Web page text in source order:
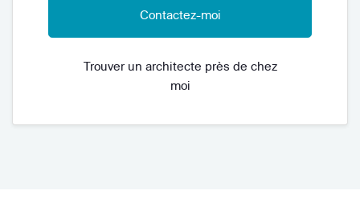
Contactez-moi
Trouver un architecte près de chez
moi